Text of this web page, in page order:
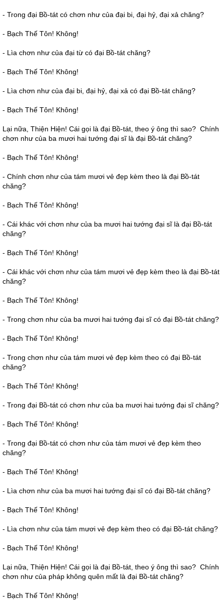
- Trong đại Bồ-tát có chơn như của đại bi, đại hỷ, đại xả chăng?
- Bạch Thế Tôn! Không!
- Lìa chơn như của đại từ có đại Bồ-tát chăng?
- Bạch Thế Tôn! Không!
- Lìa chơn như của đại bi, đại hỷ, đại xả có đại Bồ-tát chăng?
- Bạch Thế Tôn! Không!
Lại nữa, Thiện Hiện! Cái gọi là đại Bồ-tát, theo ý ông thì sao? Chính
chơn như của ba mươi hai tướng đại sĩ là đại Bồ-tát chăng?
- Bạch Thế Tôn! Không!
- Chính chơn như của tám mươi vẻ đẹp kèm theo là đại Bồ-tát
chăng?
- Bạch Thế Tôn! Không!
- Cái khác với chơn như của ba mươi hai tướng đại sĩ là đại Bồ-tát
chăng?
- Bạch Thế Tôn! Không!
- Cái khác với chơn như của tám mươi vẻ đẹp kèm theo là đại Bồ-tát
chăng?
- Bạch Thế Tôn! Không!
- Trong chơn như của ba mươi hai tướng đại sĩ có đại Bồ-tát chăng?
- Bạch Thế Tôn! Không!
- Trong chơn như của tám mươi vẻ đẹp kèm theo có đại Bồ-tát
chăng?
- Bạch Thế Tôn! Không!
- Trong đại Bồ-tát có chơn như của ba mươi hai tướng đại sĩ chăng?
- Bạch Thế Tôn! Không!
- Trong đại Bồ-tát có chơn như của tám mươi vẻ đẹp kèm theo
chăng?
- Bạch Thế Tôn! Không!
- Lìa chơn như của ba mươi hai tướng đại sĩ có đại Bồ-tát chăng?
- Bạch Thế Tôn! Không!
- Lìa chơn như của tám mươi vẻ đẹp kèm theo có đại Bồ-tát chăng?
- Bạch Thế Tôn! Không!
Lại nữa, Thiện Hiện! Cái gọi là đại Bồ-tát, theo ý ông thì sao? Chính
chơn như của pháp không quên mất là đại Bồ-tát chăng?
- Bạch Thế Tôn! Không!